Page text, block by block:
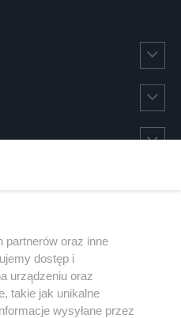
partnerów oraz inne
dostęp i
urządzeniu oraz
takie jak unikalne
wysyłane przez